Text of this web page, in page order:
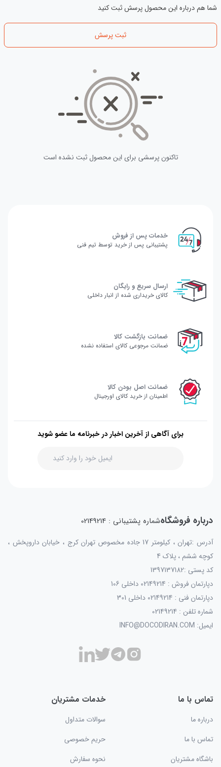
شما هم درباره این محصول پرسش ثبت کنید
ثبت پرسش
تاکنون پرسشی برای این محصول ثبت نشده است
خدمات پس از فروش
پشتیبانی پس از خرید توسط تیم فنی
ارسال سریع و رایگان
کالای خریداری شده از انبار داخلی
ضمانت بازگشت کالا
ضمانت مرجوعی کالای استفاده نشده
ضمانت اصل بودن کالا
اطمینان از خرید کالای اورجینال
برای آگاهی از آخرین اخبار در خبرنامه ما عضو شوید
درباره فروشگاهشماره پشتیبانی : 02149214
آدرس :تهران ، کیلومتر 17 جاده مخصوص تهران کرج ، خیابان داروپخش ،
کوچه ششم ، پلاک 4
کد پستی :1397137182
دپارتمان فروش : 02149214 داخلی 106
دپارتمان فنی : 02149214 داخلی 301
شماره تلفن : 02149214
ایمیل: INFO@DOCODIRAN.COM
تماس با ما
درباره ما
تماس با ما
باشگاه مشتریان
خدمات مشتریان
سوالات متداول
حریم خصوصی
نحوه سفارش